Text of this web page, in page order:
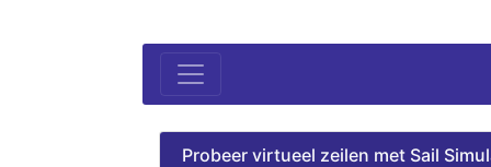
Probeer virtueel zeilen met Sail